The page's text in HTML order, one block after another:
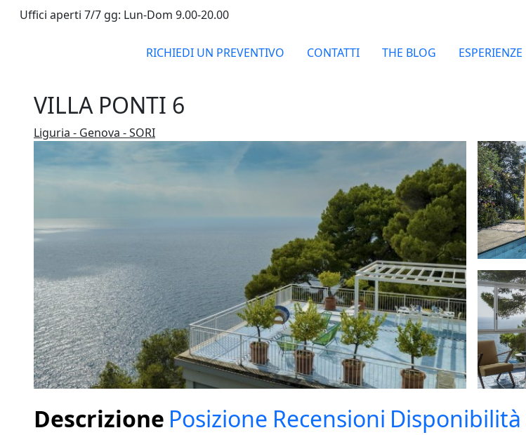
Uffici aperti 7/7 gg: Lun-Dom 9.00-20.00
RICHIEDI UN PREVENTIVO CONTATTI THE BLOG ESPERIENZE
VILLA PONTI 6
Liguria - Genova - SORI
Descrizione Posizione Recensioni Disponibilità